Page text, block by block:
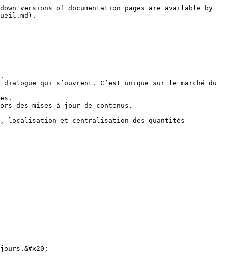
versions of documentation pages are available by
qui s’ouvrent. C’est unique sur le marché du
des mises à jour de contenus.
localisation et centralisation des quantités